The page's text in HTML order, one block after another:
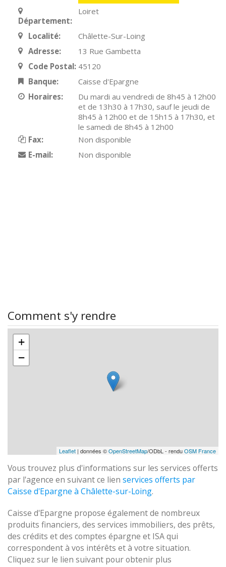
Département:
Loiret
Localité:
Châlette-Sur-Loing
Adresse:
13 Rue Gambetta
Code Postal: 45120
Banque:
Caisse d'Epargne
Horaires:
Du mardi au vendredi de 8h45 à 12h00
et de 13h30 à 17h30, sauf le jeudi de
8h45 à 12h00 et de 15h15 à 17h30, et
le samedi de 8h45 à 12h00
Fax:
Non disponible
E-mail:
Non disponible
Comment s'y rendre
+
−
Leaflet | données ©OpenStreetMap/ODbL - renduOSM France
Vous trouvez plus d'informations sur les services offerts
par l'agence en suivant ce lien services offerts par
Caisse d'Epargne à Châlette-sur-Loing.
Caisse d'Epargne propose également de nombreux
produits financiers, des services immobiliers, des prêts,
des crédits et des comptes épargne et ISA qui
correspondent à vos intérêts et à votre situation.
Cliquez sur le lien suivant pour obtenir plus